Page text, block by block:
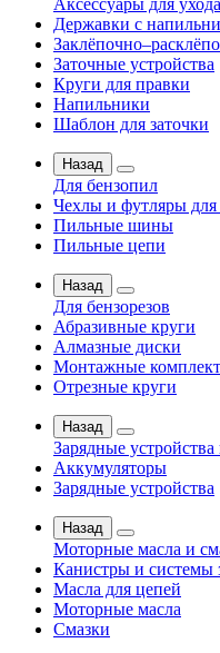
Аксессуары для
Державки с
Заточные устройства
Круги для правки
Напильники
Шаблон для заточки
Назад
Для бензопил
Чехлы и футляры
Пильные шины
Пильные цепи
Назад
Для бензорезов
Абразивные круги
Алмазные диски
Монтажные
Отрезные круги
Назад
Зарядные
Аккумуляторы
Зарядные устройства
Назад
Моторные масла и
Канистры и системы
Масла для цепей
Моторные масла
Смазки